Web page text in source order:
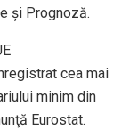
și Prognoză.
cea mai
minim din
Eurostat.